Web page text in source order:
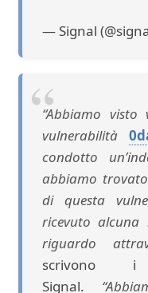
— Signal
“Abbiamo
vulnerabilità
condotto
abbiamo trovato
di questa
ricevuto alcuna
riguardo
scrivono i
Signal.